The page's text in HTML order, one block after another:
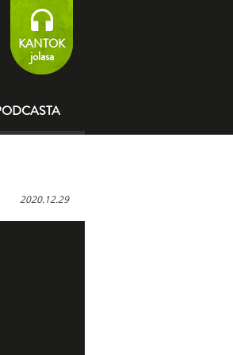
KANTOK
jolasa
2020.12.29